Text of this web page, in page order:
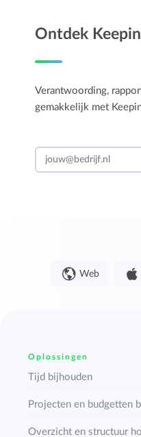
Ontdek
Verantwoording,
gemakkelijk met
Web
Oplossingen
Tijd bijhouden
Projecten en budgetten
Overzicht en structuur